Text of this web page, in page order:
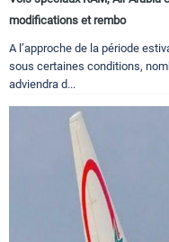
modifications et rembo
A l’approche de la période
sous certaines conditions,
adviendra d...